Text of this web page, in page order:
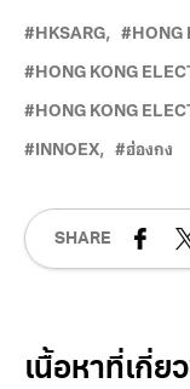
HKSARG HONG
HONG KONG
HONG KONG
INNOEX ฮ่องกง
SHARE
Related